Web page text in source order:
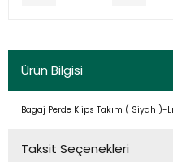
Ürün Bilgisi
Bagaj Perde Klips Takım ( Siyah )-
Taksit Seçenekleri